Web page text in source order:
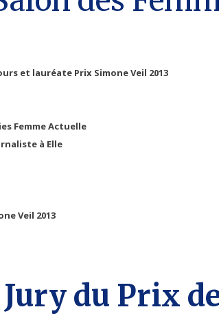
et lauréate Prix Simone Veil 2013
Femme Actuelle
à Elle
Veil 2013
du Prix